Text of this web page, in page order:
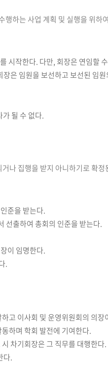
하는 사업 계획 및 실행을 위하
시작한다. 다만, 회장은 연임할
은 임원을 보선하고 보선된 임
될 수 없다.
나 집행을 받지 아니하기로 확정
준을 받는다.
선출하여 총회의 인준을 받는다.
이 임명한다.
.
고 이사회 및 운영위원회의 의장
하며 학회 발전에 기여한다.
차기회장은 그 직무를 대행한다.
다.